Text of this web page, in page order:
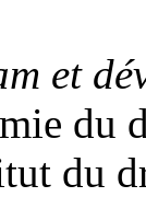
et
du
du